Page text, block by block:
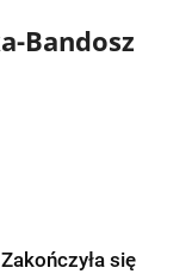
Bandosz
się